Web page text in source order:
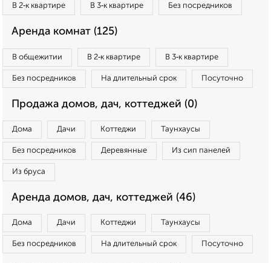
В 2‑к квартире В 3‑к квартире Без посредников
Аренда комнат (125)
В общежитии В 2‑к квартире В 3‑к квартире
Без посредников На длительный срок Посуточно
Продажа домов, дач, коттеджей (0)
Дома Дачи Коттеджи Таунхаусы
Без посредников Деревянные Из сип панелей
Из бруса
Аренда домов, дач, коттеджей (46)
Дома Дачи Коттеджи Таунхаусы
Без посредников На длительный срок Посуточно